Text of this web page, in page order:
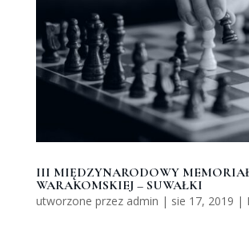
III MIĘDZYNARODOWY
WARAKOMSKIEJ – SUWAŁKI
utworzone przez admin | sie 17, 2019 |